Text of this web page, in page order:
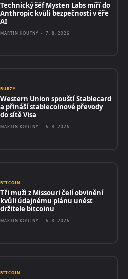
Technický šéf Mysten Labs míří do
Anthropic kvůli bezpečnosti v éře
AI
MARTIN KOUTNÝ - 7. 8. 2026
BURZY
Western Union spouští Stablecard
a přináší stablecoinové převody
do sítě Visa
MARTIN KOUTNÝ - 6. 8. 2026
BITCOIN
Tři muži z Missouri čelí obvinění
kvůli údajnému plánu unést
držitele bitcoinu
MARTIN KOUTNÝ - 6. 8. 2026
BITCOIN